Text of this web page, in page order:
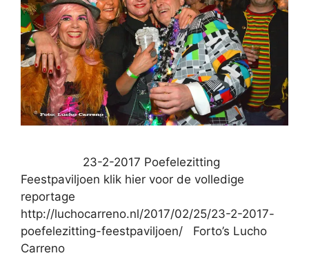
23-2-2017 Poefelezitting
Feestpaviljoen klik hier voor de volledige
reportage
http://luchocarreno.nl/2017/02/25/23-2-2017-
poefelezitting-feestpaviljoen/ Forto’s Lucho
Carreno